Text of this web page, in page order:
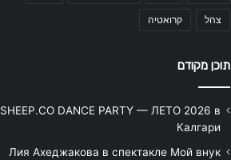
צהל קרואטיה
תוכן מקודם
SHEEP.CO DANCE PARTY — ЛЕТО 2026 в
Калгари
Лия Ахеджакова в спектакле Мой внук